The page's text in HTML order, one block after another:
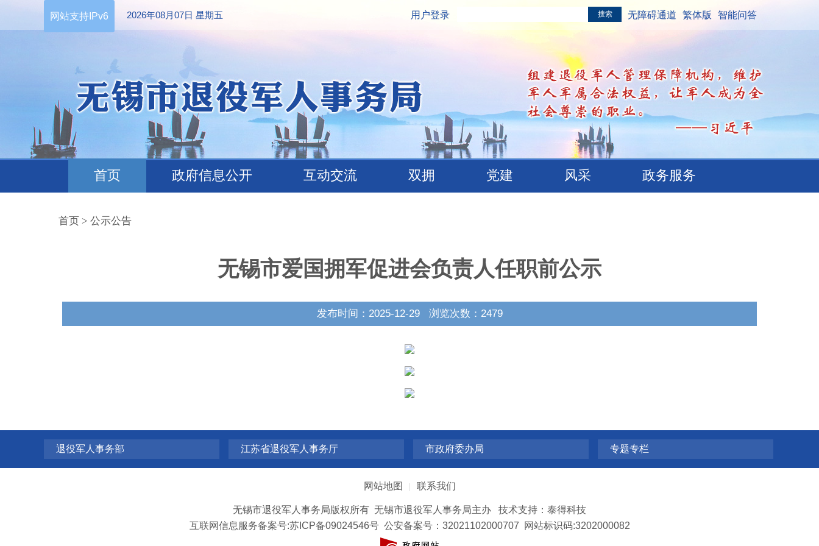
网站支持IPv6 2026年08月07日 星期五 用户登录 无障碍通道 繁体版 智能问答
首页 政府信息公开 互动交流 双拥 党建 风采 政务服务
首页 > 公示公告
无锡市爱国拥军促进会负责人任职前公示
发布时间：2025-12-29 浏览次数： 2479
退役军人事务部 江苏省退役军人事务厅 市政府委办局 专题专栏
网站地图 联系我们
无锡市退役军人事务局版权所有 无锡市退役军人事务局主办 技术支持： 泰得科技
互联网信息服务备案号:苏ICP备09024546号 公安备案号：32021102000707 网站标识码:3202000082